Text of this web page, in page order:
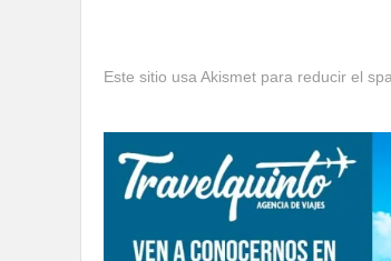
Este sitio usa Akismet para reducir el